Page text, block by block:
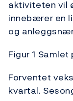
aktiviteten vil
innebærer en
og
Figur 1
Forventet
kvartal.